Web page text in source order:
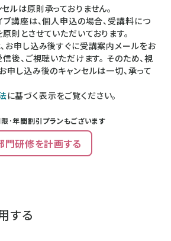
ルは原則承っておりません。
ブ講座は、個人申込の場合、受講料につ
則とさせていただいております。
お申し込み後すぐに受講案内メールをお
信後、ご視聴いただけます。 そのため、視
申し込み後のキャンセルは一切、承って
に基づく表示をご覧ください。
･年間割引プランもございます
門研修を計画する
する